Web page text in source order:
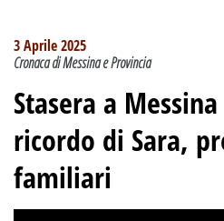
3 Aprile 2025
Cronaca di Messina e Provincia
Stasera a
ricordo di Sara,
familiari